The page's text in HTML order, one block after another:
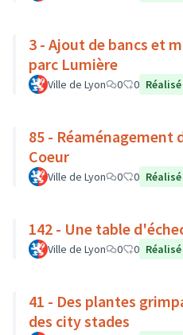
3 - Ajout de bancs et
parc Lumière
Ville de Lyon 0 0 Réalisé
85 - Réaménagement
Coeur
Ville de Lyon 0 0 Réalisé
142 - Une table
Ville de Lyon 0 0 Réalisé
41 - Des plantes
des city stades